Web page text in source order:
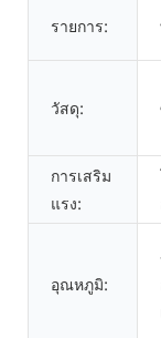
รายการ:
วัสดุ:
การเสริม
แรง:
อุณหภูมิ: